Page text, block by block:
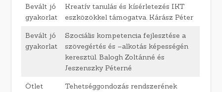
Bevált jó
gyakorlat
Kreatív tanulás és kísérletezés IKT
eszközökkel támogatva. Kárász Péter
Bevált jó
gyakorlat
Szociális kompetencia fejlesztése a
szövegértés és –alkotás képességén
keresztül. Balogh Zoltánné és
Jeszenszky Péterné
Ötlet
Tehetséggondozás rendszerének